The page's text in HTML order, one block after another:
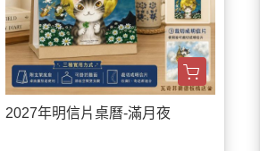
2027年明信片桌曆-滿月夜